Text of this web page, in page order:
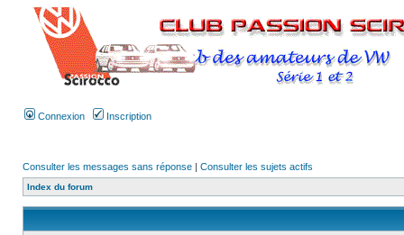
Connexion Inscription
Consulter les messages sans réponse | Consulter les sujets actifs
Index du forum